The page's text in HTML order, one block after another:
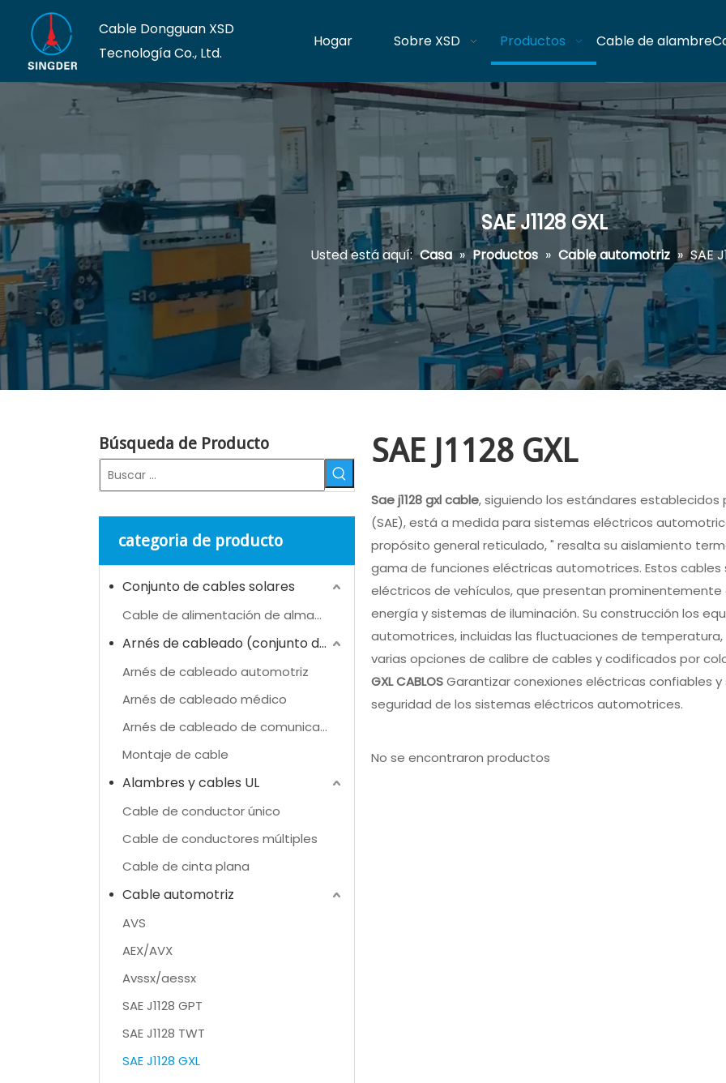
Cable Dongguan XSD
Tecnología Co., Ltd.
Hogar Sobre XSD Productos Cable de alambre
SAE J1128 GXL
Usted está aquí: Casa » Productos » Cable automotriz » SAE
Búsqueda de Producto
categoria de producto
Conjunto de cables solares
Cable de alimentación de almacenamiento de energía (ESS)
Arnés de cableado (conjunto de cables)
Arnés de cableado automotriz
Arnés de cableado médico
Arnés de cableado de comunicación
Montaje de cable
Alambres y cables UL
Cable de conductor único
Cable de conductores múltiples
Cable de cinta plana
Cable automotriz
AVS
AEX/AVX
Avssx/aessx
SAE J1128 GPT
SAE J1128 TWT
SAE J1128 GXL
SAE J1128 GXL
Sae j1128 gxl cable, siguiendo los estándares
(SAE), está a medida para sistemas eléctricos
propósito general reticulado, " resalta su aislamiento
gama de funciones eléctricas automotrices. Estos
eléctricos de vehículos, que presentan
energía y sistemas de iluminación. Su construcción los
automotrices, incluidas las fluctuaciones de
varias opciones de calibre de cables y codificados por
GXL CABLOSGarantizar conexiones eléctricas confiables
seguridad de los sistemas eléctricos automotrices.
No se encontraron productos